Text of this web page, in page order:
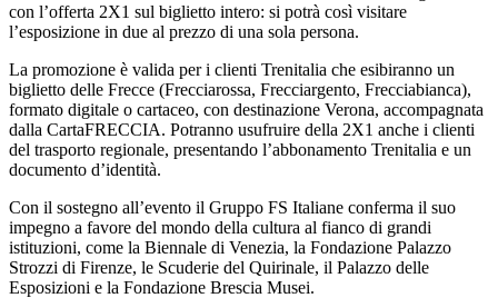
con l’offerta 2X1 sul biglietto intero: si potrà così visitare
l’esposizione in due al prezzo di una sola persona.
La promozione è valida per i clienti Trenitalia che esibiranno un
biglietto delle Frecce (Frecciarossa, Frecciargento, Frecciabianca),
formato digitale o cartaceo, con destinazione Verona, accompagnata
dalla CartaFRECCIA. Potranno usufruire della 2X1 anche i clienti
del trasporto regionale, presentando l’abbonamento Trenitalia e un
documento d’identità.
Con il sostegno all’evento il Gruppo FS Italiane conferma il suo
impegno a favore del mondo della cultura al fianco di grandi
istituzioni, come la Biennale di Venezia, la Fondazione Palazzo
Strozzi di Firenze, le Scuderie del Quirinale, il Palazzo delle
Esposizioni e la Fondazione Brescia Musei.